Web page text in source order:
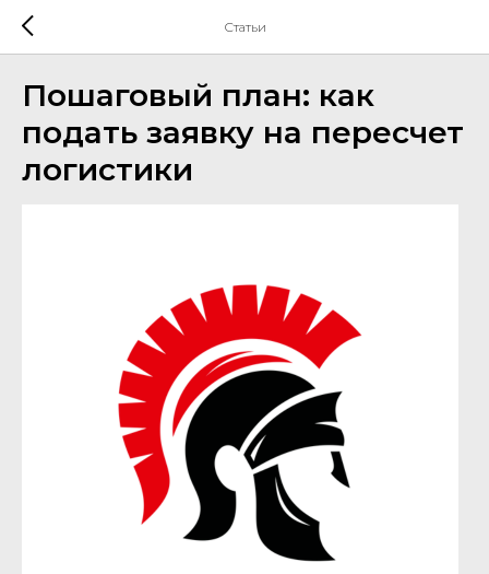
Статьи
Пошаговый план: как
подать заявку на пересчет
логистики